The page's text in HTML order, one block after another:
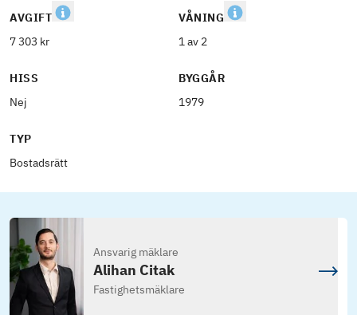
AVGIFT
7 303 kr
VÅNING
1 av 2
HISS
Nej
BYGGÅR
1979
TYP
Bostadsrätt
Ansvarig mäklare
Alihan Citak
Fastighetsmäklare